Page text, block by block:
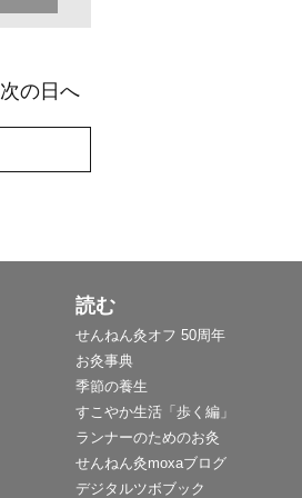
次の日へ
読む
せんねん灸オフ 50周年
お灸事典
季節の養生
すこやか生活「歩く編」
ランナーのためのお灸
せんねん灸moxaブログ
デジタルツボブック